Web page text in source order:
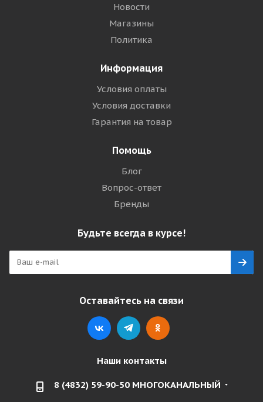
Новости
Магазины
Политика
Информация
Условия оплаты
Условия доставки
Гарантия на товар
Помощь
Блог
Вопрос-ответ
Бренды
Будьте всегда в курсе!
Оставайтесь на связи
Наши контакты
8 (4832) 59-90-50 МНОГОКАНАЛЬНЫЙ